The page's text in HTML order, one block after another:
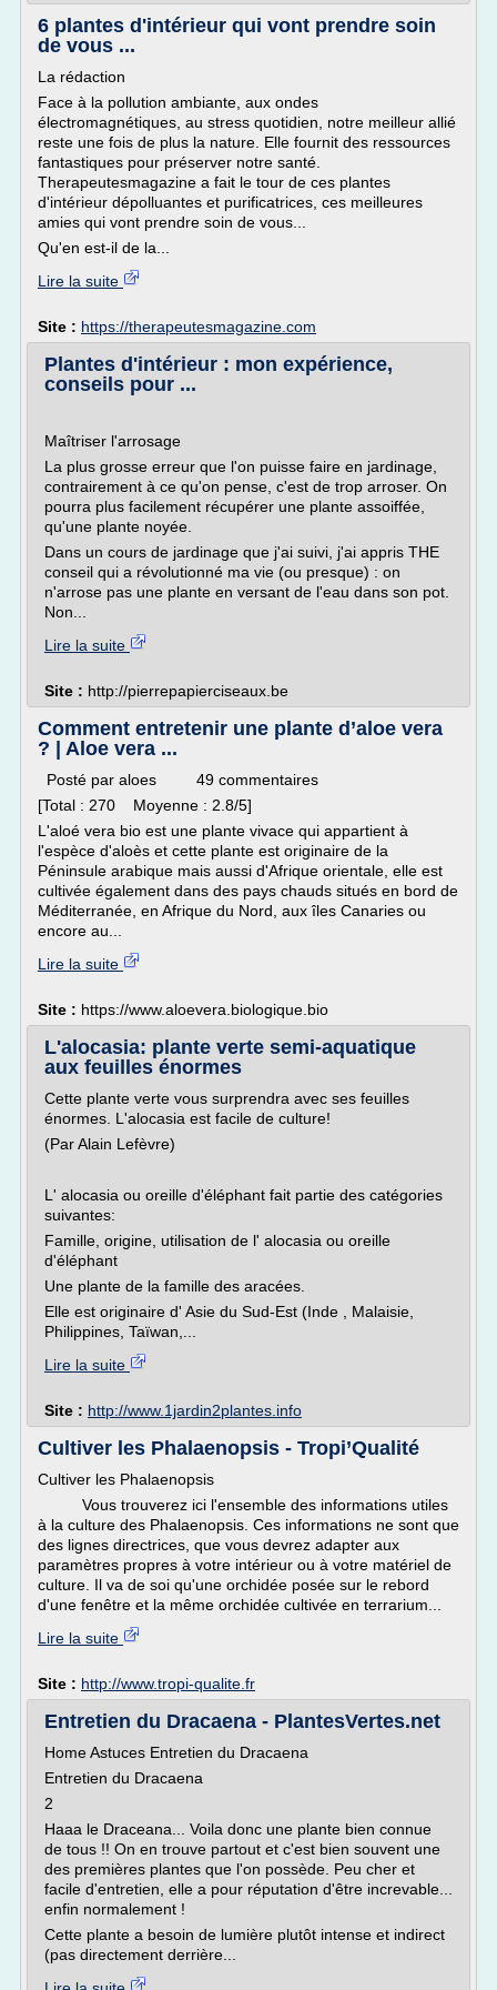
6 plantes d'intérieur qui vont prendre soin
de vous ...
La rédaction
Face à la pollution ambiante, aux ondes
électromagnétiques, au stress quotidien, notre meilleur allié
reste une fois de plus la nature. Elle fournit des ressources
fantastiques pour préserver notre santé.
Therapeutesmagazine a fait le tour de ces plantes
d'intérieur dépolluantes et purificatrices, ces meilleures
amies qui vont prendre soin de vous...
Qu'en est-il de la...
Lire la suite
Site : https://therapeutesmagazine.com
Plantes d'intérieur : mon expérience,
conseils pour ...
Maîtriser l'arrosage
La plus grosse erreur que l'on puisse faire en jardinage,
contrairement à ce qu'on pense, c'est de trop arroser. On
pourra plus facilement récupérer une plante assoiffée,
qu'une plante noyée.
Dans un cours de jardinage que j'ai suivi, j'ai appris THE
conseil qui a révolutionné ma vie (ou presque) : on
n'arrose pas une plante en versant de l'eau dans son pot.
Non...
Lire la suite
Site : http://pierrepapierciseaux.be
Comment entretenir une plante d’aloe vera
? | Aloe vera ...
Posté par aloes 49 commentaires
[Total : 270 Moyenne : 2.8/5]
L'aloé vera bio est une plante vivace qui appartient à
l'espèce d'aloès et cette plante est originaire de la
Péninsule arabique mais aussi d'Afrique orientale, elle est
cultivée également dans des pays chauds situés en bord de
Méditerranée, en Afrique du Nord, aux îles Canaries ou
encore au...
Lire la suite
Site : https://www.aloevera.biologique.bio
L'alocasia: plante verte semi-aquatique
aux feuilles énormes
Cette plante verte vous surprendra avec ses feuilles
énormes. L'alocasia est facile de culture!
(Par Alain Lefèvre)
L' alocasia ou oreille d'éléphant fait partie des catégories
suivantes:
Famille, origine, utilisation de l' alocasia ou oreille
d'éléphant
Une plante de la famille des aracées.
Elle est originaire d' Asie du Sud-Est (Inde , Malaisie,
Philippines, Taïwan,...
Lire la suite
Site : http://www.1jardin2plantes.info
Cultiver les Phalaenopsis - Tropi’Qualité
Cultiver les Phalaenopsis
Vous trouverez ici l'ensemble des informations utiles
à la culture des Phalaenopsis. Ces informations ne sont que
des lignes directrices, que vous devrez adapter aux
paramètres propres à votre intérieur ou à votre matériel de
culture. Il va de soi qu'une orchidée posée sur le rebord
d'une fenêtre et la même orchidée cultivée en terrarium...
Lire la suite
Site : http://www.tropi-qualite.fr
Entretien du Dracaena - PlantesVertes.net
Home Astuces Entretien du Dracaena
Entretien du Dracaena
2
Haaa le Draceana... Voila donc une plante bien connue
de tous !! On en trouve partout et c'est bien souvent une
des premières plantes que l'on possède. Peu cher et
facile d'entretien, elle a pour réputation d'être increvable...
enfin normalement !
Cette plante a besoin de lumière plutôt intense et indirect
(pas directement derrière...